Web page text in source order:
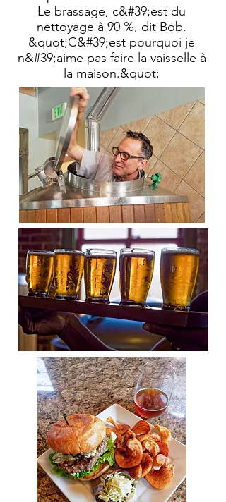
Le brassage, c&#39;est du
nettoyage à 90 %, dit Bob.
&quot;C&#39;est pourquoi je
n&#39;aime pas faire la vaisselle à
la maison.&quot;